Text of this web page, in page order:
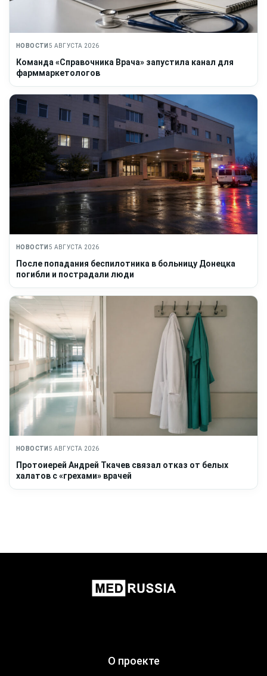
НОВОСТИ 5 АВГУСТА 2026
Команда «Справочника Врача» запустила канал для
фарммаркетологов
НОВОСТИ 5 АВГУСТА 2026
После попадания беспилотника в больницу Донецка
погибли и пострадали люди
НОВОСТИ 5 АВГУСТА 2026
Протоиерей Андрей Ткачев связал отказ от белых
халатов с «грехами» врачей
О проекте